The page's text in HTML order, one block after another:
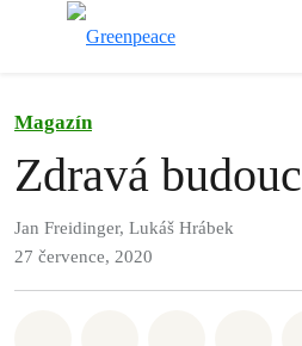
Magazín
Zdravá
Jan Freidinger, Lukáš Hrábek
27 července, 2020